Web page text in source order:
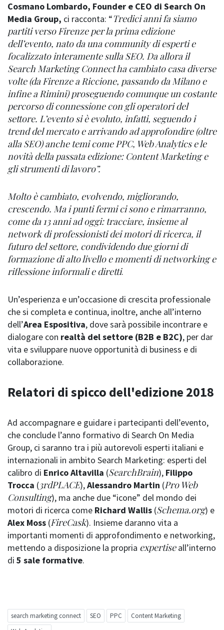
Cosmano Lombardo, Founder e CEO di Search On
Media Group, ci racconta: “Tredici anni fa siamo
partiti verso Firenze per la prima edizione
dell’evento, nato da una community di esperti e
focalizzato interamente sulla SEO. Da allora il
Search Marketing Connect ha cambiato casa diverse
volte (da Firenze a Riccione, passando da Milano e
infine a Rimini) proseguendo comunque un costante
percorso di connessione con gli operatori del
settore. L’evento si è evoluto, infatti, seguendo i
trend del mercato e arrivando ad approfondire (oltre
alla SEO) anche temi come PPC, Web Analytics e le
novità della passata edizione: Content Marketing e
gli strumenti di lavoro”.
Molto è cambiato, evolvendo, migliorando,
crescendo. Ma i punti fermi ci sono e rimarranno,
come da 13 anni ad oggi: tracciare, insieme al
network di professionisti dei motori di ricerca, il
futuro del settore, condividendo due giorni di
formazione di alto livello e momenti di networking e
riflessione informali e diretti.
Un’esperienza e un’occasione di crescita professionale
che si completa e continua, inoltre, anche all’interno
dell’Area Espositiva, dove sarà possibile incontrare e
dialogare con realtà del settore (B2B e B2C), per dar
vita e sviluppare nuove opportunità di business e di
collaborazione.
Relatori di spicco dell'edizione 2018
Ad accompagnare e guidare i partecipanti dell’evento,
che conclude l’anno formativo di Search On Media
Group, ci saranno tra i più autorevoli esperti italiani e
internazionali in ambito Search Marketing: esperti del
calibro di EnricoAltavilla (SearchBrain), Filippo
Trocca (3rdPLACE),Alessandro Martin (Pro Web
Consulting), ma anche due “icone” del mondo dei
motori di ricerca come Richard Wallis (Schema.org) e
Alex Moss (FireCask). Insieme daranno vita a
importanti momenti di approfondimento e networking,
mettendo a disposizione la propria expertiseall’interno
di 5 sale formative.
search marketing connect SEO PPC
Content Marketing